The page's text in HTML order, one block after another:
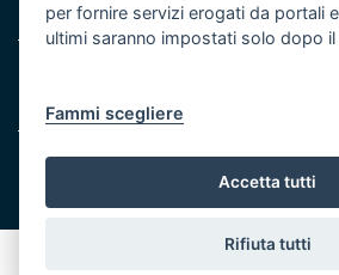
Menu
© Regione Puglia
per fornire servizi erogati da portali
ultimi saranno impostati solo dopo
Fammi scegliere
Accetta tutti
Rifiuta tutti